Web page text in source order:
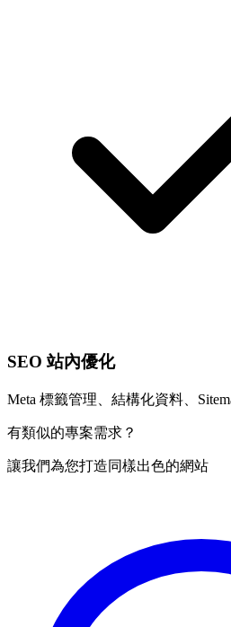
SEO 站內優化
Meta 標籤管理、結構化資料、
有類似的專案需求？
讓我們為您打造同樣出色的網站